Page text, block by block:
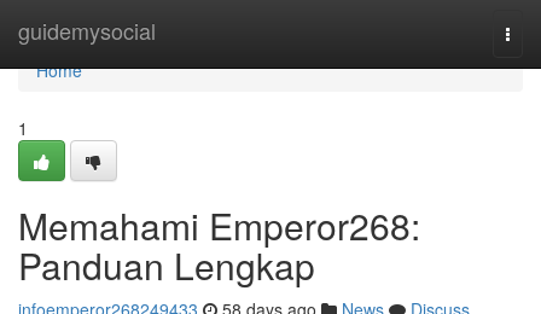
guidemysocial
Home
Home
1
Memahami Emperor268:
Panduan Lengkap
infoemperor268249433 58 days ago News
Discuss